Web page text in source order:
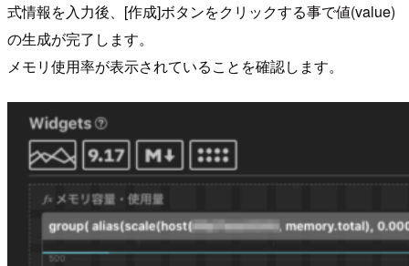
式情報を入力後、[作成]ボタンをクリックする事で値(value)
の生成が完了します。
メモリ使用率が表示されていることを確認します。